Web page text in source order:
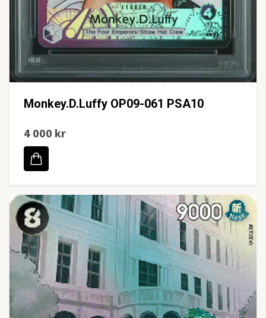
Monkey.D.Luffy OP09-061 PSA10
4 000 kr